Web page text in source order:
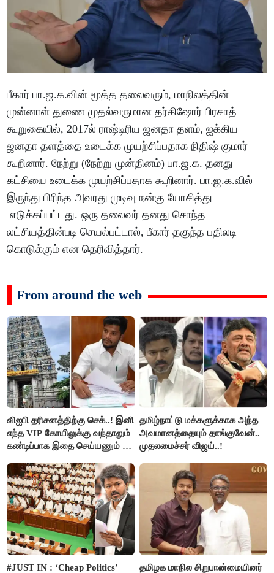
பீகார் பா.ஜ.க.வின் மூத்த தலைவரும், மாநிலத்தின்
முன்னாள் துணை முதல்வருமான தர்கிஷோர் பிரசாத்
கூறுகையில், 2017ல் ராஷ்டிரிய ஜனதா தளம், ஐக்கிய
ஜனதா தளத்தை உடைக்க முயற்சிப்பதாக நிதிஷ் குமார்
கூறினார். நேற்று (நேற்று முன்தினம்) பா.ஜ.க. தனது
கட்சியை உடைக்க முயற்சிப்பதாக கூறினார். பா.ஜ.க.வில்
இருந்து பிரிந்த அவரது முடிவு நன்கு யோசித்து
எடுக்கப்பட்டது. ஒரு தலைவர் தனது சொந்த
லட்சியத்தின்படி செயல்பட்டால், பீகார் தகுந்த பதிலடி
கொடுக்கும் என தெரிவித்தார்.
From around the web
விஐபி தரிசனத்திற்கு செக்..! இனி
எந்த VIP கோயிலுக்கு வந்தாலும்
கண்டிப்பாக இதை செய்யணும் -
தமிழ்நாட்டு மக்களுக்காக அந்த
அவமானத்தையும் தாங்குவேன்..
முதலமைச்சர் விஜய்..!
#JUST IN : ‘Cheap Politics’
தமிழக மாநில சிறுபான்மையினர்